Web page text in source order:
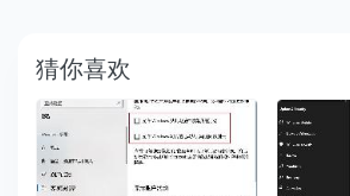
猜你喜欢